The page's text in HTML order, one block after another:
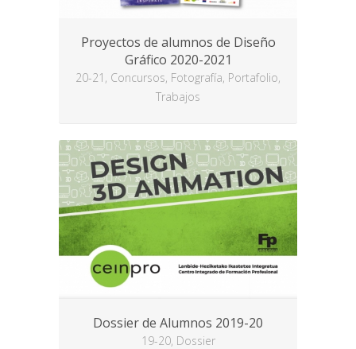
Proyectos de alumnos de Diseño
Gráfico 2020-2021
20-21, Concursos, Fotografía, Portafolio,
Trabajos
Dossier de Alumnos 2019-20
19-20, Dossier